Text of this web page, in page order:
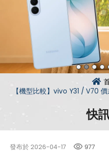
【機型比較】vivo Y31 / V70
快
發布於 2026-04-17 977